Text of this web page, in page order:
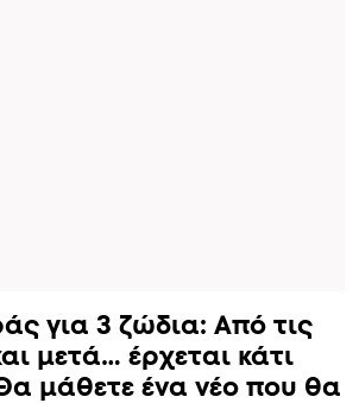
για 3 ζώδια: Από τις
μετά… έρχεται κάτι
μάθετε ένα νέο που θα